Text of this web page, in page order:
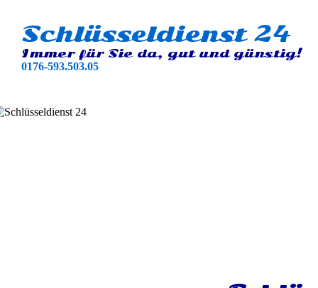
Schlüsseldienst 24
Immer für Sie da, gut und günstig!
0176-593.503.05